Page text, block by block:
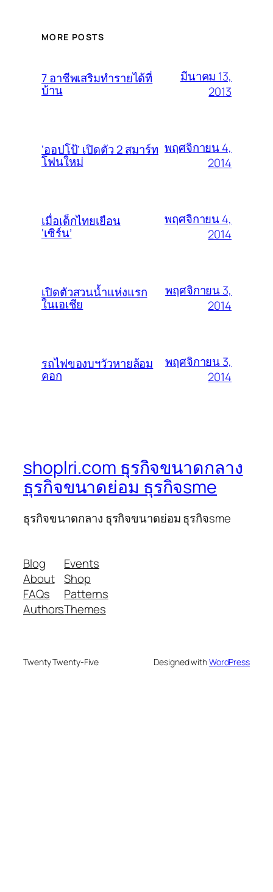
MORE POSTS
7 อาชีพเสริมทำรายได้ที่
บ้าน
มีนาคม 13,
2013
‘ออปโป้’ เปิดตัว 2 สมาร์ท
โฟนใหม่
พฤศจิกายน 4,
2014
เมื่อเด็กไทยเยือน
‘เซิร์น’
พฤศจิกายน 4,
2014
เปิดตัวสวนน้ำแห่งแรก
ในเอเชีย
พฤศจิกายน 3,
2014
รถไฟของบฯวัวหายล้อม
คอก
พฤศจิกายน 3,
2014
shoplri.com ธุรกิจขนาดกลาง
ธุรกิจขนาดย่อม ธุรกิจsme
ธุรกิจขนาดกลาง ธุรกิจขนาดย่อม ธุรกิจsme
Blog
About
FAQs
Authors
Events
Shop
Patterns
Themes
Twenty Twenty-Five Designed withWordPress